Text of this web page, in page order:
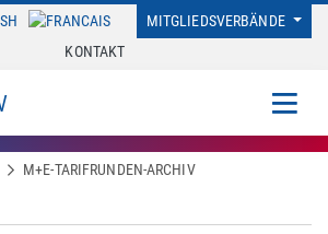
MITGLIEDSVERBÄNDE
KONTAKT
M+E-TARIFRUNDEN-ARCHIV